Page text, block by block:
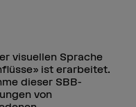
visuellen Sprache
ist erarbeitet.
dieser SBB-
von